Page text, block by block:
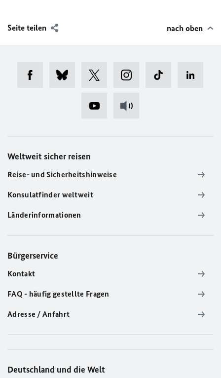
Seite teilen nach oben
Weltweit sicher reisen
Reise- und Sicherheitshinweise
Konsulatfinder weltweit
Länderinformationen
Bürgerservice
Kontakt
FAQ - häufig gestellte Fragen
Adresse / Anfahrt
Deutschland und die Welt